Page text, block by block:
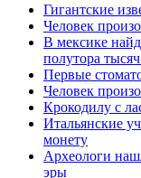
Гигантские
Человек
В мексике
полутора
Первые
Человек
Крокодилу с
Итальянские
монету
Археологи
эры